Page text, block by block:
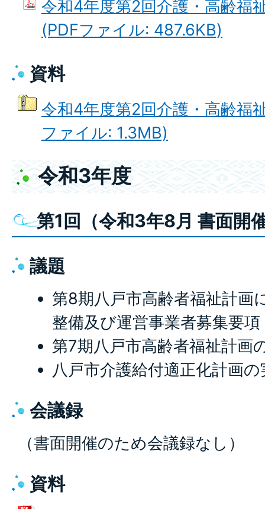
令和4年度第2回介護・高齢福
(PDFファイル: 487.6KB)
資料
令和4年度第2回介護・高齢福
ファイル: 1.3MB)
令和3年度
第1回（令和3年8月 書面開
議題
第8期八戸市高齢者福祉計画
整備及び運営事業者募集要
第7期八戸市高齢者福祉計画
八戸市介護給付適正化計画
会議録
（書面開催のため会議録なし）
資料